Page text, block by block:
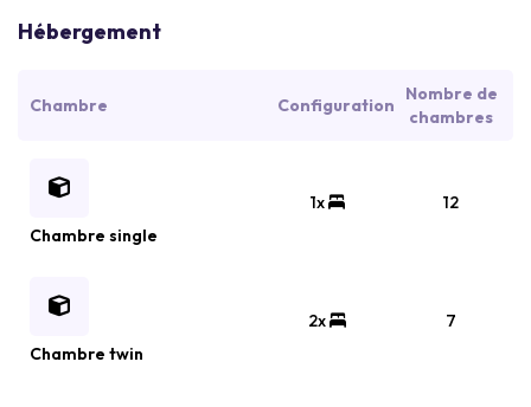
Hébergement
Chambre Configuration
Nombre de
chambres
Chambre single
1x 12
Chambre twin
2x 7